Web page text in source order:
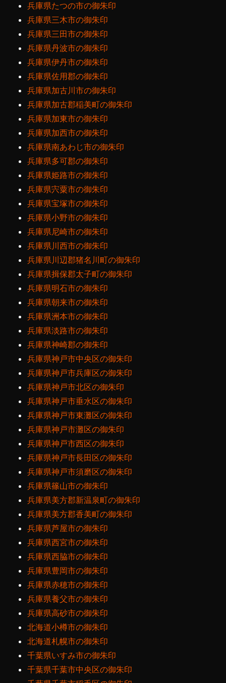
兵庫県たつの市の御朱印
兵庫県三木市の御朱印
兵庫県三田市の御朱印
兵庫県丹波市の御朱印
兵庫県伊丹市の御朱印
兵庫県佐用郡の御朱印
兵庫県加古川市の御朱印
兵庫県加古郡稲美町の御朱印
兵庫県加東市の御朱印
兵庫県加西市の御朱印
兵庫県南あわじ市の御朱印
兵庫県多可郡の御朱印
兵庫県姫路市の御朱印
兵庫県宍粟市の御朱印
兵庫県宝塚市の御朱印
兵庫県小野市の御朱印
兵庫県尼崎市の御朱印
兵庫県川西市の御朱印
兵庫県川辺郡猪名川町の御朱印
兵庫県揖保郡太子町の御朱印
兵庫県明石市の御朱印
兵庫県朝来市の御朱印
兵庫県洲本市の御朱印
兵庫県淡路市の御朱印
兵庫県神崎郡の御朱印
兵庫県神戸市中央区の御朱印
兵庫県神戸市兵庫区の御朱印
兵庫県神戸市北区の御朱印
兵庫県神戸市垂水区の御朱印
兵庫県神戸市東灘区の御朱印
兵庫県神戸市灘区の御朱印
兵庫県神戸市西区の御朱印
兵庫県神戸市長田区の御朱印
兵庫県神戸市須磨区の御朱印
兵庫県篠山市の御朱印
兵庫県美方郡新温泉町の御朱印
兵庫県美方郡香美町の御朱印
兵庫県芦屋市の御朱印
兵庫県西宮市の御朱印
兵庫県西脇市の御朱印
兵庫県豊岡市の御朱印
兵庫県赤穂市の御朱印
兵庫県養父市の御朱印
兵庫県高砂市の御朱印
北海道小樽市の御朱印
北海道札幌市の御朱印
千葉県いすみ市の御朱印
千葉県千葉市中央区の御朱印